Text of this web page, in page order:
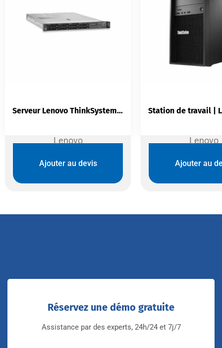
Lenovo
Serveur Lenovo ThinkSystem x3550 M5 — Rack 1U | Xeon E5-2620v4 | 16 Go DDR4 | 8 Baies Hot-Swap | RAID M5210
Ajouter au devis
Lenovo
Ajouter au
Réservez une démo gratuite
Assistance par des experts, 24h/24 et 7j/7